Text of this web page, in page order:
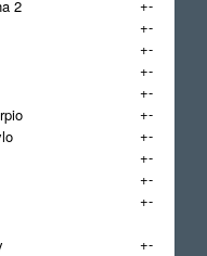
2
+-
+-
+-
+-
+-
+-
+-
+-
+-
+-
+-